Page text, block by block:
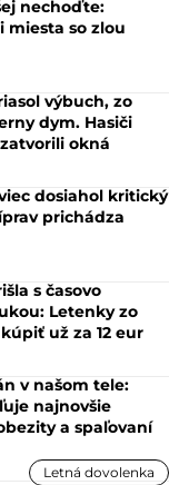
nechoďte:
miesta so zlou
výbuch, zo
dym. Hasiči
okná
dosiahol kritický
prichádza
s časovo
Letenky zo
už za 12 eur
v našom tele:
najnovšie
a spaľovaní
Letná dovolenka